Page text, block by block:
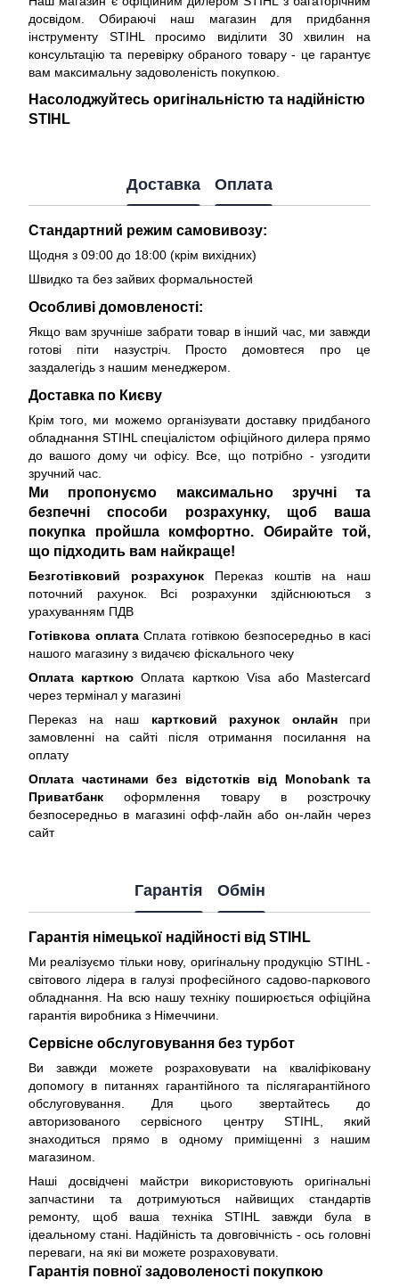
досвідом. Обираючі наш магазин для придбання
інструменту STIHL просимо виділити 30 хвилин на
консультацію та перевірку обраного товару - це гарантує
вам максимальну задоволеність покупкою.
Насолоджуйтесь оригінальністю та надійністю
STIHL
Доставка Оплата
Стандартний режим самовивозу:
Щодня з 09:00 до 18:00 (крім вихідних)
Швидко та без зайвих формальностей
Особливі домовленості:
Якщо вам зручніше забрати товар в інший час, ми завжди
готові піти назустріч. Просто домовтеся про це
заздалегідь з нашим менеджером.
Доставка по Києву
Крім того, ми можемо організувати доставку придбаного
обладнання STIHL спеціалістом офіційного дилера прямо
до вашого дому чи офісу. Все, що потрібно - узгодити
зручний час.
Ми пропонуємо максимально зручні та
безпечні способи розрахунку, щоб ваша
покупка пройшла комфортно. Обирайте той,
що підходить вам найкраще!
Безготівковий розрахунок Переказ коштів на наш
поточний рахунок. Всі розрахунки здійснюються з
урахуванням ПДВ
Готівкова оплатаСплата готівкою безпосередньо в касі
нашого магазину з видачєю фіскального чеку
Оплата карткою Оплата карткою Visa або Mastercard
через термінал у магазині
Переказ на наш картковий рахунок онлайнпри
замовленні на сайті після отримання посилання на
оплату
Оплата частинами без відстотків від Monobank та
Приватбанк оформлення товару в розстрочку
безпосередньо в магазині офф-лайн або он-лайн через
сайт
Гарантія Обмін
Гарантія німецької надійності від STIHL
Ми реалізуємо тільки нову, оригінальну продукцію STIHL -
світового лідера в галузі професійного садово-паркового
обладнання. На всю нашу техніку поширюється офіційна
гарантія виробника з Німеччини
Сервісне обслуговування без турбот
Ви завжди можете розраховувати на кваліфіковану
допомогу в питаннях гарантійного та післягарантійного
обслуговування. Для цього звертайтесь до
авторизованого сервісного центру STIHL, який
знаходиться прямо в одному приміщенні з нашим
магазином.
Наші досвідчені майстри використовують оригінальні
запчастини та дотримуються найвищих стандартів
ремонту, щоб ваша техніка STIHL завжди була в
ідеальному стані. Надійність та довговічність - ось головні
переваги, на які ви можете розраховувати.
Гарантія повної задоволеності покупкою